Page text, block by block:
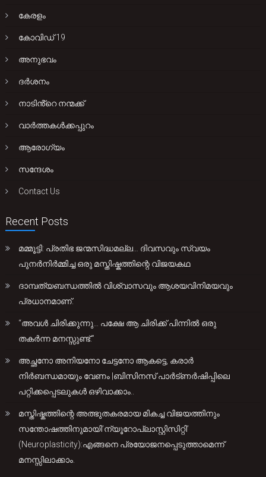
കേരളം
കോവിഡ് 19
അനുഭവം
ദർശനം
നാടിൻ്റെ നന്മക്ക്
വാർത്തകൾക്കപ്പുറം
ആരോഗ്യം
സന്ദേശം
Contact Us
Recent Posts
മമ്മൂട്ടി: പ്രതിഭ ജന്മസിദ്ധമല്ല… ദിവസവും സ്വയം
പുനർനിർമ്മിച്ച ഒരു മസ്തിഷ്കത്തിന്റെ വിജയകഥ
ദാമ്പത്യബന്ധത്തിൽ വിശ്വാസവും ആശയവിനിമയവും
പ്രധാനമാണ്.
“അവൾ ചിരിക്കുന്നു… പക്ഷേ ആ ചിരിക്ക് പിന്നിൽ ഒരു
തകർന്ന മനസ്സുണ്ട്.”
അച്ഛനോ അനിയനോ ചേട്ടനോ ആകട്ടെ, കരാർ
നിർബന്ധമായും വേണം |ബിസിനസ് പാർട്ണർഷിപ്പിലെ
പറ്റിക്കപ്പെടലുകൾ ഒഴിവാക്കാം..
മസ്തിഷ്കത്തിന്റെ അത്ഭുതകരമായ മികച്ച വിജയത്തിനും
സന്തോഷത്തിനുമായി’ന്യൂറോപ്ലാസ്റ്റിസിറ്റി’
(Neuroplasticity):എങ്ങനെ പ്രയോജനപ്പെടുത്താമെന്ന്
മനസ്സിലാക്കാം.